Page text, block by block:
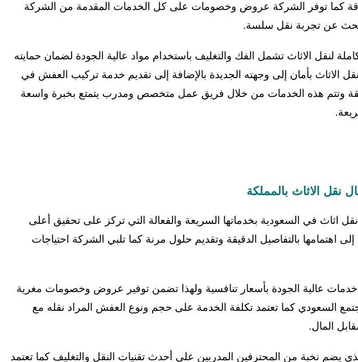
دقة كما توفر الشركة عروض وخصومات على كل الخدمات المقدمة من الشركة
يبحث عن تجربة نقل سلسة.
لنقل الاثاث تشمل الفك والتغليف باستخدام مواد عالية الجودة لضمان حمايته
الاثاث بأمان إلى وجهته الجديدة بالإضافة إلى تقديم خدمة تركيب العفش في
فائقة وتتم هذه الخدمات من خلال فريق عمل متخصص ومدرب يتمتع بخبرة واسعة
نقل الاثاث بالمملكة
اثاث في السعودية بخدماتها السريعة والفعالة التي تركز على تحقيق أعلى
اهتمامها بالتفاصيل الدقيقة وتقديم حلول مرنة كما تلبي الشركة احتياجات
عالية الجودة بأسعار تنافسية ولهذا تضمن توفير عروض وخصومات مغرية
السعودي كما تعتمد تكلفة الخدمة على حجم ونوع العفش المراد نقله مع
المال.
يضم نخبة من المحترفين المدربين على أحدث تقنيات النقل والتغليف كما تعتمد